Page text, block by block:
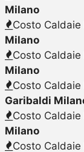
Milano
Costo Caldaie
Milano
Costo
Milano
Costo
Garibaldi
Costo
Milano
Costo